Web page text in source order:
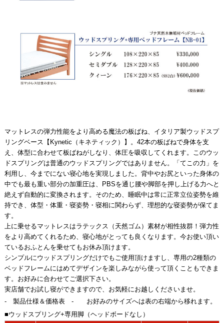
マットレスの弾力性能をより高める魔法の板ばね、イタリア製ウッドスプ
リングベース【Kynetic（キネティック）】。42本の板ばねで身体を支
え、体型に合わせて板ばねがしなり、体圧を吸収してくれます。このウッ
ドスプリングは普通のウッドスプリングではありません。「てこの力」を
利用し、今までにない寝心地を実現しました。背中やお尻といった身体の
中でも最も重い部分の加重圧は、PBSを通じ腰や脚部を押し上げる力へと
絶えず自動的に変換されます。そのため、睡眠中は常に正常立位姿勢を維
持でき、体型・体重・寝姿勢・寝相に関わらず、理想的な寝姿勢が保てま
す。
上に乗せるマットレスはラテックス（天然ゴム）素材が相性抜群！弾力性
をより高めてくれるため、寝心地がとっても良くなります。今お使い頂い
ているおふとんを乗せてもお休み頂けます。
シンプルにウッドスプリングだけでもご使用頂けますし、専用の2種類の
ベッドフレームにはめてデザインを楽しみながら使って頂くこともできま
す。お好みに合わせてご選択下さい。
実店舗でお試し寝ができますので、お気軽にお越しくださいませ。
- 製品仕様＆価格表 - お好みのサイズへは表の右端から移れます。
■ウッドスプリング+専用脚（ヘッドボードなし）